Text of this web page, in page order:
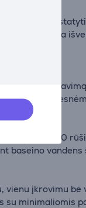
lygių ir
leidžia
valymą
nei 10
baseino vandens
vienu įkrovimu be
su minimaliomis